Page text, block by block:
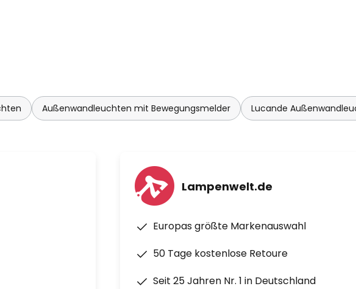
Außenwandleuchten mit Bewegungsmelder Lucande
Lampenwelt.de
Europas größte Markenauswahl
50 Tage kostenlose Retoure
Seit 25 Jahren Nr. 1 in Deutschland